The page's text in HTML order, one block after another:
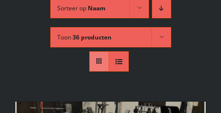
Sorteer op Naam
Toon36 producten